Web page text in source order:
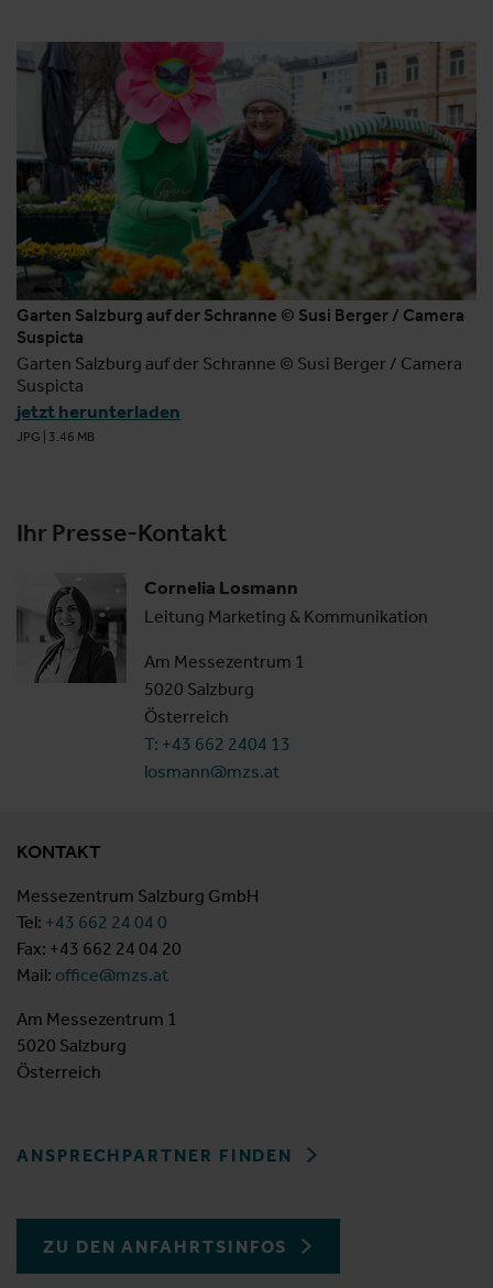
Garten Salzburg auf der Schranne © Susi Berger / Camera
Suspicta
Garten Salzburg auf der Schranne © Susi Berger / Camera
Suspicta
jetzt herunterladen
JPG 3.46 MB
Ihr Presse-Kontakt
Cornelia Losmann
Leitung Marketing & Kommunikation
Am Messezentrum 1
5020 Salzburg
Österreich
T: +43 662 2404 13
losmann@mzs.at
KONTAKT
Messezentrum Salzburg GmbH
Tel: +43 662 24 04 0
Fax: +43 662 24 04 20
Mail: office@mzs.at
Am Messezentrum 1
5020 Salzburg
Österreich
ANSPRECHPARTNER FINDEN
ZU DEN ANFAHRTSINFOS